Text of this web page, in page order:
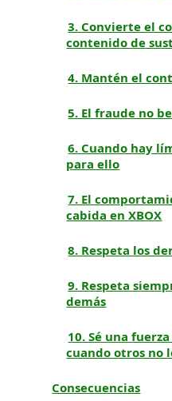
3. Convierte el
contenido de
4. Mantén el
5. El fraude no
6. Cuando hay
para ello
7. El
cabida en XBOX
8. Respeta los
9. Respeta
demás
10. Sé una
cuando otros no
Consecuencias